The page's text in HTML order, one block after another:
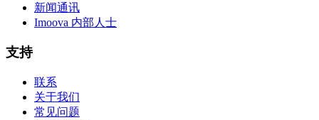
新闻通讯
Imoova 内部人士
支持
联系
关于我们
常见问题